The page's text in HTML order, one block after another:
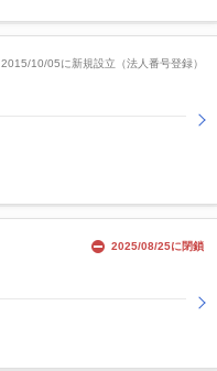
2015/10/05に新規設立（法人番号登録）
2025/08/25に閉鎖